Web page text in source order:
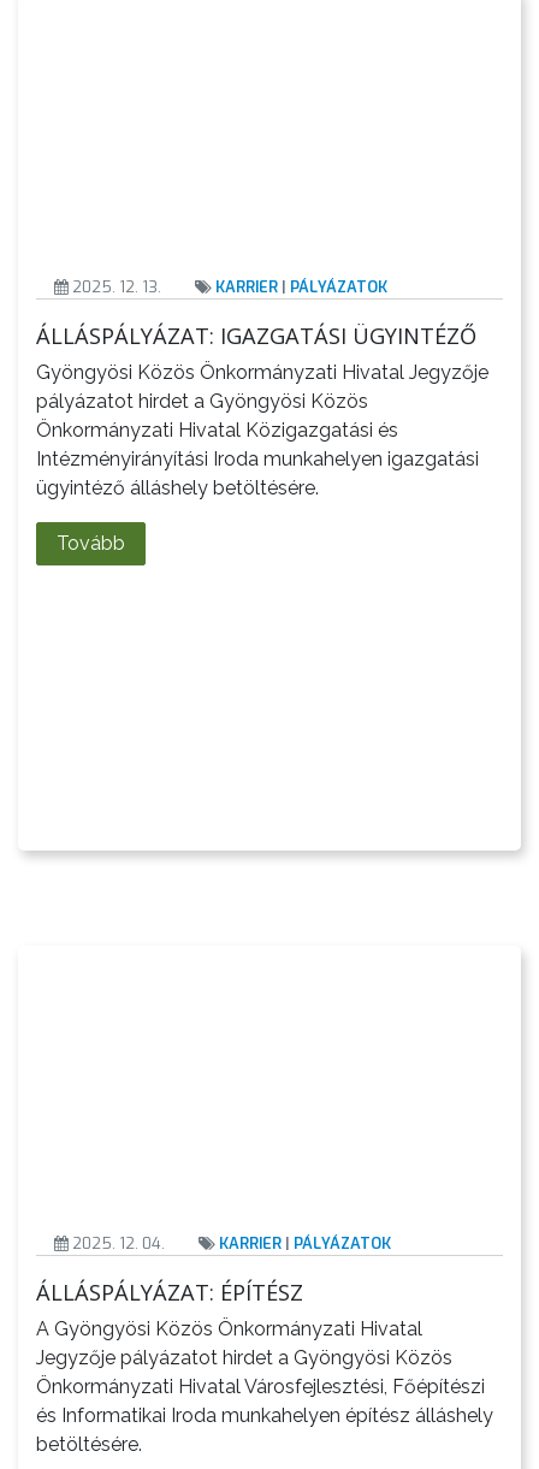
2025. 12. 13. KARRIER | PÁLYÁZATOK
ÁLLÁSPÁLYÁZAT: IGAZGATÁSI ÜGYINTÉZŐ
Gyöngyösi Közös Önkormányzati Hivatal Jegyzője
pályázatot hirdet a Gyöngyösi Közös
Önkormányzati Hivatal Közigazgatási és
Intézményirányítási Iroda munkahelyen igazgatási
ügyintéző álláshely betöltésére.
Tovább
2025. 12. 04. KARRIER | PÁLYÁZATOK
ÁLLÁSPÁLYÁZAT: ÉPÍTÉSZ
A Gyöngyösi Közös Önkormányzati Hivatal
Jegyzője pályázatot hirdet a Gyöngyösi Közös
Önkormányzati Hivatal Városfejlesztési, Főépítészi
és Informatikai Iroda munkahelyen építész álláshely
betöltésére.